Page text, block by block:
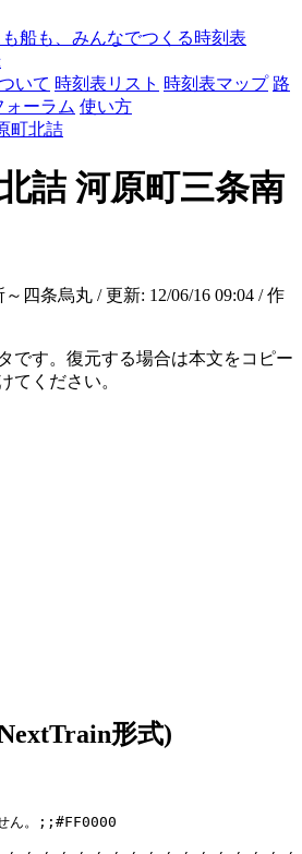
船も、みんなでつくる時刻表
いて 時刻表リスト 時刻表マップ 路
ォーラム 使い方
町北詰
詰 河原町三条南
四条烏丸 / 更新: 12/06/16 09:04 / 作
です。復元する場合は本文をコピー
てください。
形式)
ん。;;#FF0000